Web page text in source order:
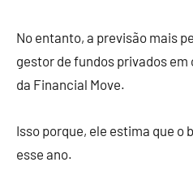
No entanto, a previsão mais
gestor de fundos privados
da Financial Move.
Isso porque, ele estima que o
esse ano.